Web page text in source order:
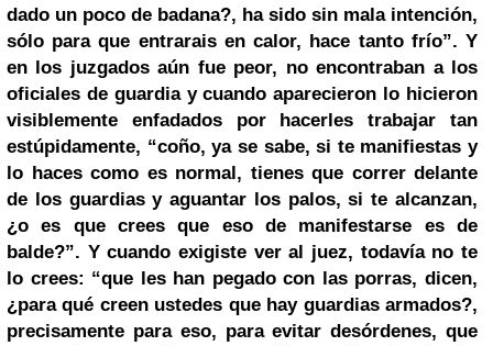
dado un poco de badana?, ha sido sin mala intención,
sólo para que entrarais en calor, hace tanto frío”. Y
en los juzgados aún fue peor, no encontraban a los
oficiales de guardia y cuando aparecieron lo hicieron
visiblemente enfadados por hacerles trabajar tan
estúpidamente, “coño, ya se sabe, si te manifiestas y
lo haces como es normal, tienes que correr delante
de los guardias y aguantar los palos, si te alcanzan,
¿o es que crees que eso de manifestarse es de
balde?”. Y cuando exigiste ver al juez, todavía no te
lo crees: “que les han pegado con las porras, dicen,
¿para qué creen ustedes que hay guardias armados?,
precisamente para eso, para evitar desórdenes, que